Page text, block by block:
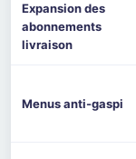
Expansion des
abonnements
livraison
Menus anti-gaspi